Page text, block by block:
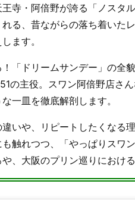
寺・阿倍野が誇る「ノスタ
る、昔ながらの落ち着いた
ます。
「ドリームサンデー」の全
の主役。スワン阿倍野店さ
一皿を徹底解剖します。
いや、リピートしたくなる
触れつつ、「やっぱりスワ
、大阪のプリン巡りにおけ